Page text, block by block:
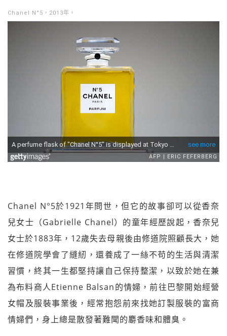
Chanel N°5，2013年。
Chanel N°5於1921年問世，但它的故事卻可以從香奈
兒女士（Gabrielle Chanel）的童年經歷說起，香奈兒
女士於1883年，12歲失去母親後由修道院照顧長大，她
在修道院學會了縫紉，還養成了一絲不苟的生活與清潔
習慣，終其一生都堅持讓自己保持整潔，以致於她在兼
為布料商人Etienne Balsan的情婦，前往巴黎開始經營
女帽及服裝事業後，經常抱怨前來找她訂製服裝的富商
情婦們，身上總是散發著難聞的麝香味和體臭。